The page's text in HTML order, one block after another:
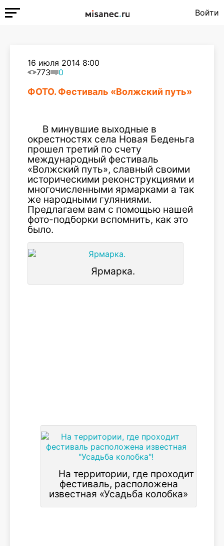
Войти
16 июля 2014 8:00
773
0
ФОТО. Фестиваль «Волжский путь»
В минувшие выходные в
окрестностях села Новая Беденьга
прошел третий по счету
международный фестиваль
«Волжский путь», славный своими
историческими реконструкциями и
многочисленными ярмарками а так
же народными гуляниями.
Предлагаем вам с помощью нашей
фото-подборки вспомнить, как это
было.
Ярмарка.
На территории, где проходит
фестиваль, расположена
известная «Усадьба колобка»